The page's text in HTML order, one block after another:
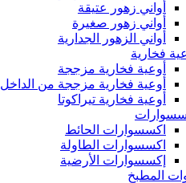
أواني زهور عتيقة
أواني زهور صغيرة
أواني الزهور الجدارية
فخارية
أوعية فخارية مزججة
أوعية فخارية مزججة من الداخل
أوعية فخارية تيراكوتا
اكسسوارات الحائط
اكسسوارات الطاولة
إكسسوارات الأرضية
المطبخ